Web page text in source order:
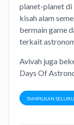
planet-planet di
kisah alam
bermain game
terkait
Avivah juga
Days Of
TAMPILKAN